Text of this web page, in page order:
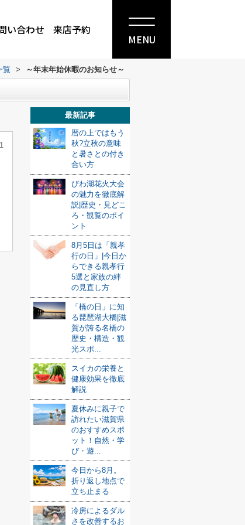
い合わせ 来店予約
MENU
覧 > ～年末年始休暇のお知らせ～
最新記事
暦の上ではもう
秋?立秋の意味
と暑さとの付き
合い方
びわ湖花火大会
の魅力を徹底解
説|歴史・見どこ
ろ・観覧のポイ
ント
8月5日は「親孝
行の日」|今日か
らできる親孝行
5選と家族の絆
の見直し方
「橋の日」に知
る琵琶湖大橋|滋
賀が誇る名橋の
歴史・構造・観
光スポ...
スイカの栄養と
健康効果を徹底
解説
夏休みに親子で
訪れたい滋賀県
のおすすめスポ
ット！自然・学
び・遊...
今日から8月。
折り返し地点で
立ち止まる
冷房によるダル
さを改善するお